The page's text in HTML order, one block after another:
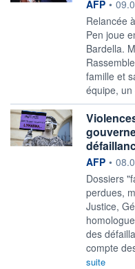
AFP •
Relancée
Pen joue
Bardella.
famille et
équipe, un
AFP •
Dossiers
perdues,
Justice,
des
compte
suite